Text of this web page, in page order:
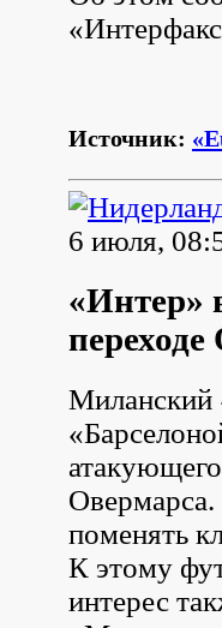
Источник:
6 июля,
«Интер»
Миланский
поменять
К этому
интерес